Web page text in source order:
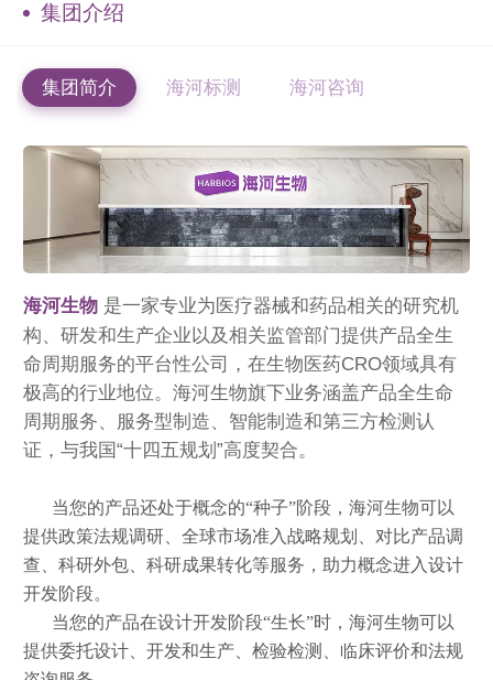
集团介绍
集团简介 海河标测 海河咨询
海河生物 是一家专业为医疗器械和药品相关的研究机
构、研发和生产企业以及相关监管部门提供产品全生
命周期服务的平台性公司，在生物医药CRO领域具有
极高的行业地位。海河生物旗下业务涵盖产品全生命
周期服务、服务型制造、智能制造和第三方检测认
证，与我国“十四五规划”高度契合。
当您的产品还处于概念的“种子”阶段，海河生物可以
提供政策法规调研、 全球市场准入战略规划、对比产品调
查、科研外包、科研成果转化等服务， 助力概念进入设计
开发阶段。
当您的产品在设计开发阶段“生长”时，海河生物可以
提供委托设计、开发和生产、检验检测、临床评价和法规